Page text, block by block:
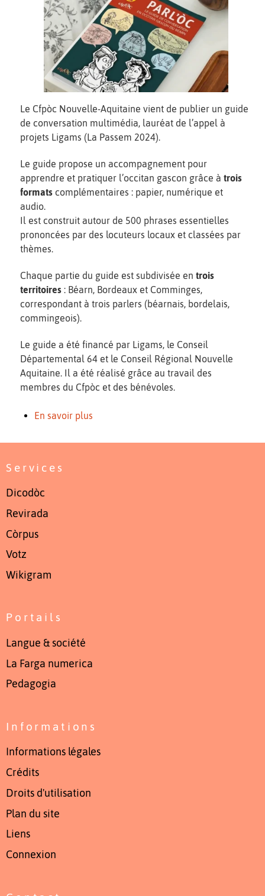
Le Cfpòc Nouvelle-Aquitaine vient de publier un guide
de conversation multimédia, lauréat de l’appel à
projets Ligams (La Passem 2024).
Le guide propose un accompagnement pour
apprendre et pratiquer l’occitan gascon grâce à trois
formats complémentaires : papier, numérique et
audio.
Il est construit autour de 500 phrases essentielles
prononcées par des locuteurs locaux et classées par
thèmes.
Chaque partie du guide est subdivisée en trois
territoires : Béarn, Bordeaux et Comminges,
correspondant à trois parlers (béarnais, bordelais,
commingeois).
Le guide a été financé par Ligams, le Conseil
Départemental 64 et le Conseil Régional Nouvelle
Aquitaine. Il a été réalisé grâce au travail des
membres du Cfpòc et des bénévoles.
En savoir plus
Services
Dicodòc
Revirada
Còrpus
Votz
Wikigram
Portails
Langue & société
La Farga numerica
Pedagogia
Informations
Informations légales
Crédits
Droits d'utilisation
Plan du site
Liens
Connexion